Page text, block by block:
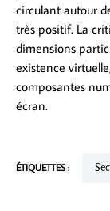
circulant autour
très positif. La
dimensions
existence
composantes
écran.
ÉTIQUETTES :